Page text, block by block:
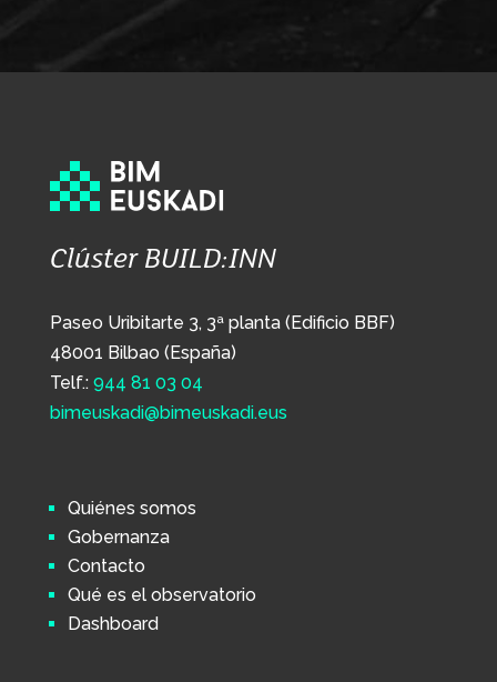
Clúster BUILD:INN
Paseo Uribitarte 3, 3ª planta (Edificio BBF)
48001 Bilbao (España)
Telf.: 944 81 03 04
bimeuskadi@bimeuskadi.eus
Quiénes somos
Gobernanza
Contacto
Qué es el observatorio
Dashboard